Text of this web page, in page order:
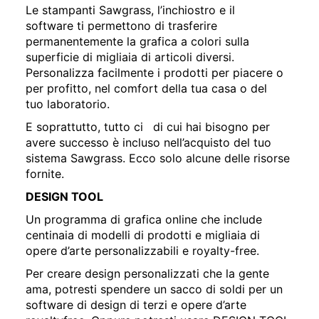
Le stampanti Sawgrass, l’inchiostro e il
software ti permettono di trasferire
permanentemente la grafica a colori sulla
superficie di migliaia di articoli diversi.
Personalizza facilmente i prodotti per piacere o
per profitto, nel comfort della tua casa o del
tuo laboratorio.
E soprattutto, tutto ci di cui hai bisogno per
avere successo è incluso nell’acquisto del tuo
sistema Sawgrass. Ecco solo alcune delle risorse
fornite.
DESIGN TOOL
Un programma di grafica online che include
centinaia di modelli di prodotti e migliaia di
opere d’arte personalizzabili e royalty-free.
Per creare design personalizzati che la gente
ama, potresti spendere un sacco di soldi per un
software di design di terzi e opere d’arte